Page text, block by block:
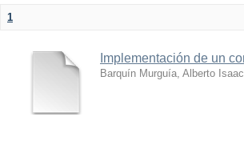
1
Implementación de un
Barquín Murguía, Alberto Isaac